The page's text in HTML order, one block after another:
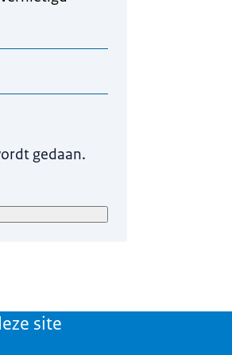
om uw vraag te
eigen
gedaan.
site